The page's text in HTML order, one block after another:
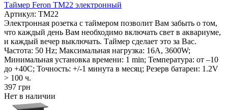
Таймер Feron TM22 электронный
Артикул: TM22
Электронная розетка с таймером позволит Вам забыть о том,
что каждый день Вам необходимо включать свет в аквариуме,
и каждый вечер выключать. Таймер сделает это за Вас.
Частота: 50 Hz; Максимальная нагрузка: 16А, 3600W;
Минимальная установка времени: 1 min; Температура: от –10
до +40С; Точность: +/-1 минута в месяц; Резерв батареи: 1.2V
> 100 ч.
397 грн
Нет в наличии